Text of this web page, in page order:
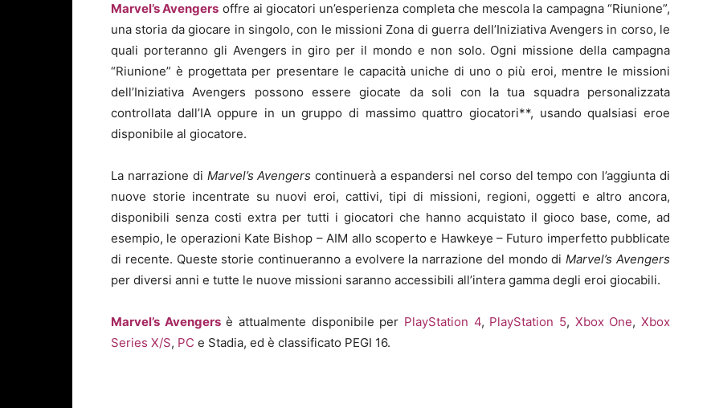
Marvel’s Avengers offre ai giocatori un’esperienza completa che mescola la campagna “Riunione”,
una storia da giocare in singolo, con le missioni Zona di guerra dell’Iniziativa Avengers in corso, le
quali porteranno gli Avengers in giro per il mondo e non solo. Ogni missione della campagna
“Riunione” è progettata per presentare le capacità uniche di uno o più eroi, mentre le missioni
dell’Iniziativa Avengers possono essere giocate da soli con la tua squadra personalizzata
controllata dall’IA oppure in un gruppo di massimo quattro giocatori**, usando qualsiasi eroe
disponibile al giocatore.
La narrazione di Marvel’s Avengers continuerà a espandersi nel corso del tempo con l’aggiunta di
nuove storie incentrate su nuovi eroi, cattivi, tipi di missioni, regioni, oggetti e altro ancora,
disponibili senza costi extra per tutti i giocatori che hanno acquistato il gioco base, come, ad
esempio, le operazioni Kate Bishop – AIM allo scoperto e Hawkeye – Futuro imperfetto pubblicate
di recente. Queste storie continueranno a evolvere la narrazione del mondo diMarvel’s Avengers
per diversi anni e tutte le nuove missioni saranno accessibili all’intera gamma degli eroi giocabili.
Marvel’s Avengersè attualmente disponibile per PlayStation 4, PlayStation 5, Xbox One,Xbox
Series X/S, PC e Stadia, ed è classificato PEGI 16.